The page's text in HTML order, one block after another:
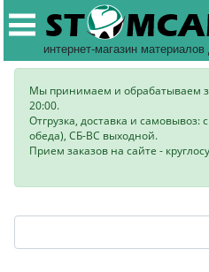
интернет-магазин
Мы принимаем и обрабатываем
20:00.
Отгрузка, доставка и самовывоз:
обеда), СБ-ВС выходной.
Прием заказов на сайте -